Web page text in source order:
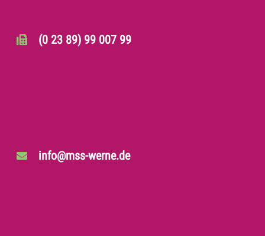
(0 23 89) 99 007 99
info@mss-werne.de